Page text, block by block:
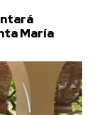
María